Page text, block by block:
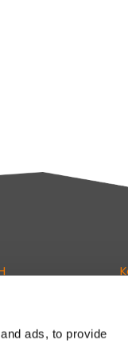
ads, to provide